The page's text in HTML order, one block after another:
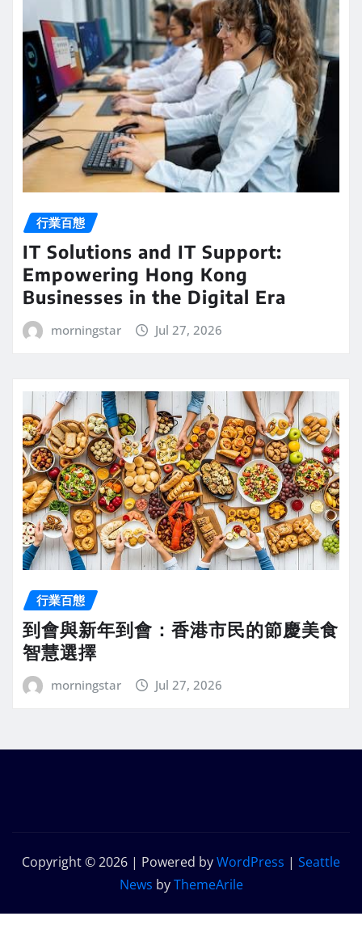
行業百態
IT Solutions and IT Support:
Empowering Hong Kong
Businesses in the Digital Era
morningstar Jul 27, 2026
行業百態
到會與新年到會：香港市民的節慶美食
智慧選擇
morningstar Jul 27, 2026
Copyright © 2026 | Powered byWordPress | Seattle
News byThemeArile